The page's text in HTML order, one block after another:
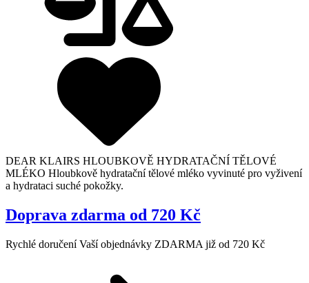
DEAR KLAIRS HLOUBKOVĚ HYDRATAČNÍ TĚLOVÉ
MLÉKO Hloubkově hydratační tělové mléko vyvinuté pro vyživení
a hydrataci suché pokožky.
Doprava zdarma od 720 Kč
Rychlé doručení Vaší objednávky ZDARMA již od 720 Kč